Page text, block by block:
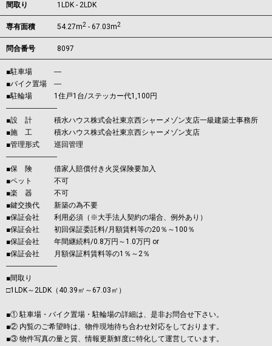
間取り 1LDK - 2LDK
専有面積 54.27m2 - 67.03m2
問合番号 8097
■駐車場 ―
■バイク置場 ―
■駐輪場 1住戸1台/ステッカー代1,100円
―――――――
■設 計 積水ハウス株式会社東京西シャーメゾン支店一級建築士事務所
■施 工 積水ハウス株式会社東京西シャーメゾン支店
■管理形式 巡回管理
―――――――
■保 険 借家人賠償付き火災保険要加入
■ペット 不可
■楽 器 不可
■鍵交換代 新築の為不要
■保証会社 利用必須（※大手法人契約の場合、例外あり）
■保証会社 初回保証委託料/月額賃料等の20％～100％
■保証会社 年間継続料/0.8万円～1.0万円 or
■保証会社 月額保証料賃料等の1％～2％
―――――――
■間取り
□1LDK～2LDK（40.39㎡～67.03㎡）
■① 駐車場・バイク置場・駐輪場の詳細は、是非お問合せ下さい。
■② 内覧のご希望時は、物件現地待ち合わせ対応をしております。
■③ 物件写真の量と質、情報更新鮮度に特化して運営しています。